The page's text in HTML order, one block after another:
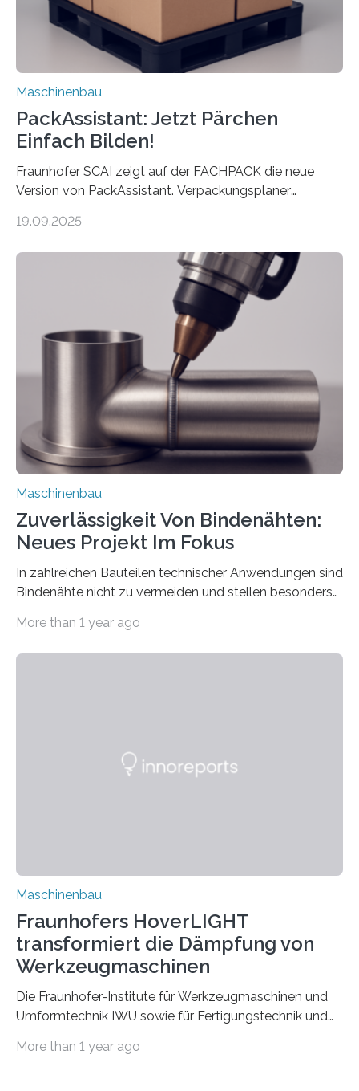
Maschinenbau
PackAssistant: Jetzt Pärchen
Einfach Bilden!
Fraunhofer SCAI zeigt auf der FACHPACK die neue
Version von PackAssistant. Verpackungsplaner
Automobil, Maschinenbau und in der Zulieferindustrie.
Teile als eine Einheit verpacken. Die Anordnung kann
der Benutzer vorgeben und erhält so mehr Kontrolle
über die Positionierung der Bauteile. Die ebenfalls neue
Automatisierungsschnittstelle dient dazu, die Software
besser in spezifische Unternehmensprozesse
einzubinden. Sankt Augustin – Zur Messe FACHPACK
vom 23. bis 25. September in Nürnberg…
19.09.2025
Maschinenbau
Zuverlässigkeit Von Bindenähten:
Neues Projekt Im Fokus
In zahlreichen Bauteilen technischer Anwendungen sind
Bindenähte nicht zu vermeiden und stellen besonders
Matrixmaterials eine große Herausforderung dar.
Durch den verstärkten Einsatz von Rezyklaten
More than 1 year ago
Maschinenbau
Fraunhofers HoverLIGHT
transformiert die Dämpfung von
Werkzeugmaschinen
Die Fraunhofer-Institute für Werkzeugmaschinen und
Umformtechnik IWU sowie für Fertigungstechnik und
Durchbruch in der Materialforschung erzielt: Der
More than 1 year ago